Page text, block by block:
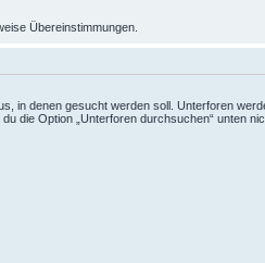
Übereinstimmungen.
in denen gesucht werden soll. Unterforen
die Option „Unterforen durchsuchen“ unten